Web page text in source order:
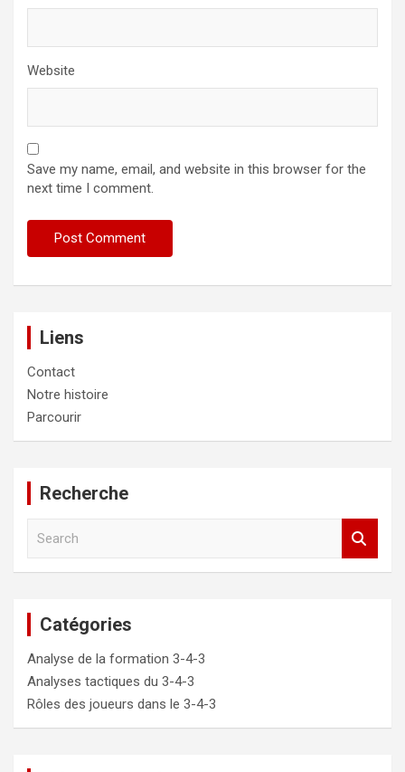
Website
Save my name, email, and website in this browser for the
next time I comment.
Liens
Contact
Notre histoire
Parcourir
Recherche
Catégories
Analyse de la formation 3-4-3
Analyses tactiques du 3-4-3
Rôles des joueurs dans le 3-4-3